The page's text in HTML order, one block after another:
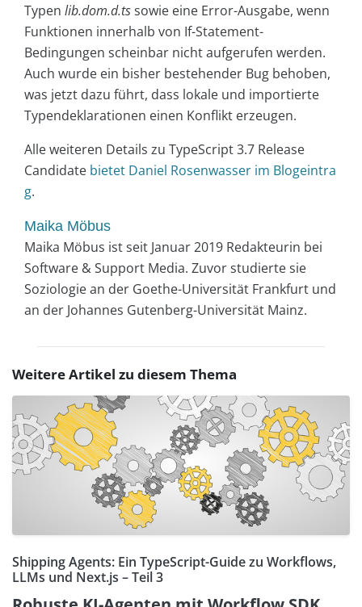
Typen lib.dom.d.tssowie eine Error-Ausgabe, wenn
Funktionen innerhalb von If-Statement-
Bedingungen scheinbar nicht aufgerufen werden.
Auch wurde ein bisher bestehender Bug behoben,
was jetzt dazu führt, dass lokale und importierte
Typendeklarationen einen Konflikt erzeugen.
Alle weiteren Details zu TypeScript 3.7 Release
Candidate bietet Daniel Rosenwasser im Blogeintra
g.
Maika Möbus
Maika Möbus ist seit Januar 2019 Redakteurin bei
Software & Support Media. Zuvor studierte sie
Soziologie an der Goethe-Universität Frankfurt und
an der Johannes Gutenberg-Universität Mainz.
Weitere Artikel zu diesem Thema
Shipping Agents: Ein TypeScript-Guide zu Workflows,
LLMs und Next.js – Teil 3